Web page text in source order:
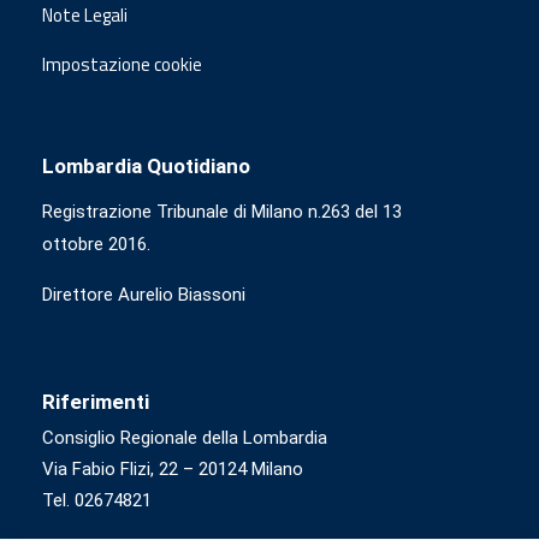
Note Legali
Impostazione cookie
Lombardia Quotidiano
Registrazione Tribunale di Milano n.263 del 13
ottobre 2016.
Direttore Aurelio Biassoni
Riferimenti
Consiglio Regionale della Lombardia
Via Fabio Flizi, 22 – 20124 Milano
Tel. 02674821